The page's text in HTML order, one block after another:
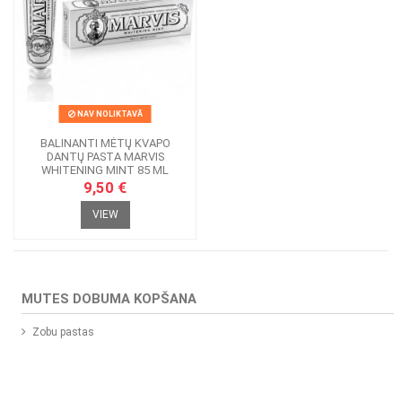
NAV NOLIKTAVĀ
BALINANTI MĖTŲ KVAPO
DANTŲ PASTA MARVIS
WHITENING MINT 85 ML
9,50 €
VIEW
MUTES DOBUMA KOPŠANA
Zobu pastas